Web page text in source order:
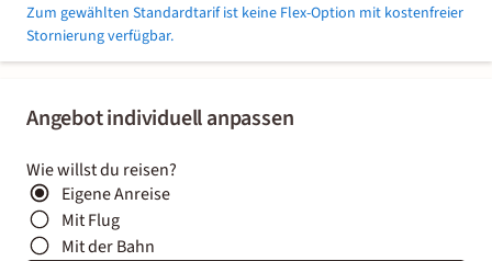
Angebot individuell anpassen
Wie willst du reisen?
Eigene Anreise
Mit Flug
Mit der Bahn
Zum gewählten Standardtarif ist keine Flex-Option mit kostenfreier
Stornierung verfügbar.